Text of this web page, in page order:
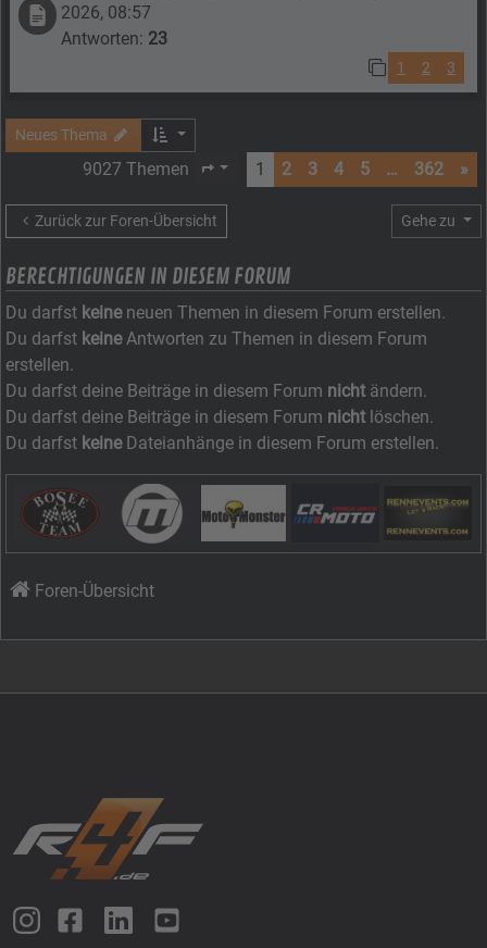
2026, 08:57
Antworten: 23
1 2 3
Neues Thema
9027 Themen Seite von362
1 2 3 4 5 … 362 »
Zurück zur Foren-Übersicht Gehe zu
BERECHTIGUNGEN IN DIESEM FORUM
Du darfst keineneuen Themen in diesem Forum erstellen.
Du darfst keineAntworten zu Themen in diesem Forum
erstellen.
Du darfst deine Beiträge in diesem Forum nicht ändern.
Du darfst deine Beiträge in diesem Forum nicht löschen.
Du darfst keineDateianhänge in diesem Forum erstellen.
Foren-Übersicht